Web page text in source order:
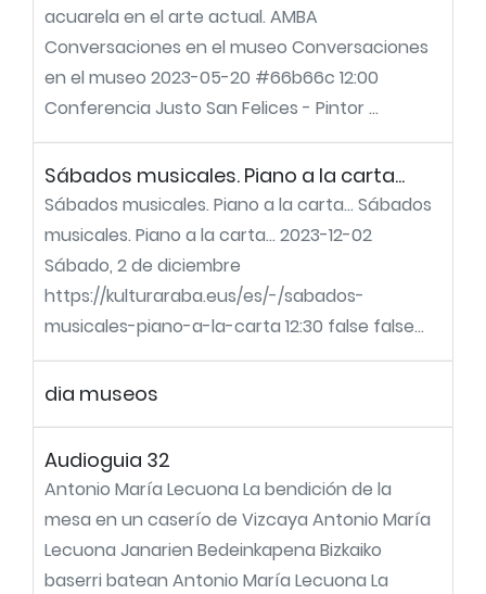
acuarela en el arte actual. AMBA
Conversaciones en el museo Conversaciones
en el museo 2023-05-20 #66b66c 12:00
Conferencia Justo San Felices - Pintor ...
Sábados musicales. Piano a la carta...
Sábados musicales. Piano a la carta... Sábados
musicales. Piano a la carta... 2023-12-02
Sábado, 2 de diciembre
https://kulturaraba.eus/es/-/sabados-
musicales-piano-a-la-carta 12:30 false false...
dia museos
Audioguia 32
Antonio María Lecuona La bendición de la
mesa en un caserío de Vizcaya Antonio María
Lecuona Janarien Bedeinkapena Bizkaiko
baserri batean Antonio María Lecuona La